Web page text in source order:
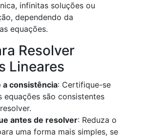
infinitas soluções ou
dependendo da
equações.
Resolver
Lineares
a consistência: Certifique-se
equações são consistentes
antes de resolver: Reduza o
uma forma mais simples, se